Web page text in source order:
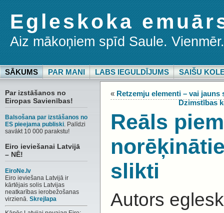
Egleskoka
Aiz mākoņiem spīd Saule. Vienmēr.
SĀKUMS PAR MANI LABS IEGULDĪJUMS SAIŠU
Par izstāšanos no
Eiropas Savienības!
Balsošana par izstāšanos no
ES pieejama publiski. Palīdzi
savākt 10 000 parakstu!
Eiro ieviešanai Latvijā
– NĒ!
EiroNe.lv
Eiro ieviešana Latvijā ir
kārtējais solis Latvijas
neatkarības ierobežošanas
virzienā. Skrejlapa
« Retzemju elementi – vai jauns
Dzimstības
Reāls
slikti
Autors